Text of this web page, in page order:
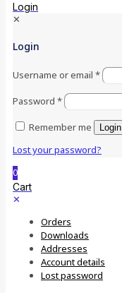
Login
✕
Login
Username or email *
Password *
Remember me
Login
Lost your password?
0
Cart
✕
Orders
Downloads
Addresses
Account details
Lost password